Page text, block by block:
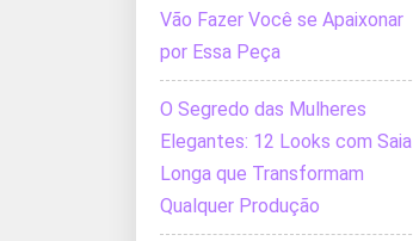
Vão Fazer Você se Apaixonar
por Essa Peça
O Segredo das Mulheres
Elegantes: 12 Looks com Saia
Longa que Transformam
Qualquer Produção